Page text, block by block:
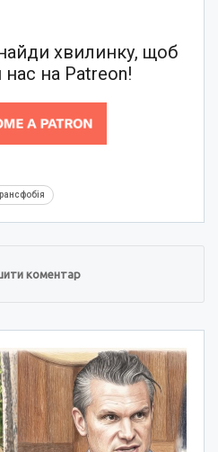
хвилинку, щоб
нас на Patreon!
коментар